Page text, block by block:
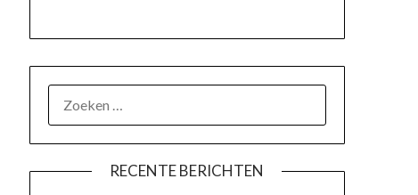
NAAR:
RECENTE BERICHTEN